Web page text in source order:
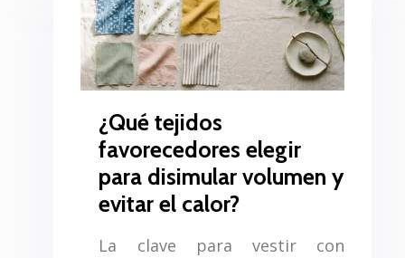
¿Qué tejidos
favorecedores elegir
para disimular volumen y
evitar el calor?
La clave para vestir con